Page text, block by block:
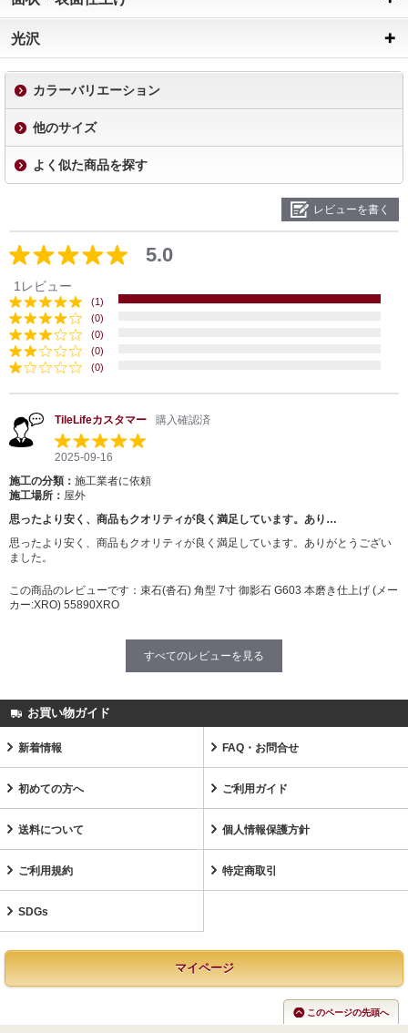
光沢
カラーバリエーション
他のサイズ
よく似た商品を探す
レビューを書く
5.0
1レビュー
(1)
(0)
(0)
(0)
(0)
TileLifeカスタマー 購入確認済
2025-09-16
施工の分類： 施工業者に依頼
施工場所： 屋外
思ったより安く、商品もクオリティが良く満足しています。あり…
思ったより安く、商品もクオリティが良く満足しています。ありがとうござい
ました。
この商品のレビューです： 束石(沓石) 角型 7寸 御影石 G603 本磨き仕上げ (メー
カー:XRO) 55890XRO
すべてのレビューを見る
お買い物ガイド
新着情報 FAQ・お問合せ
初めての方へ ご利用ガイド
送料について 個人情報保護方針
ご利用規約 特定商取引
SDGs
マイページ
このページの先頭へ